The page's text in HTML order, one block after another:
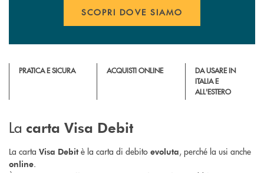
SCOPRI DOVE SIAMO
PRATICA E SICURA ACQUISTI ONLINE
DA USARE IN
ITALIA E
ALL'ESTERO
La carta Visa Debit
La carta Visa Debit è la carta di debito evoluta, perché la usi anche
online.